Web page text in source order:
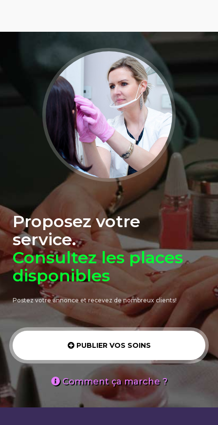
Proposez votre
service.
Consultez les places
disponibles
Postez votre annonce et recevez de nombreux clients!
PUBLIER VOS SOINS
Comment ça marche ?